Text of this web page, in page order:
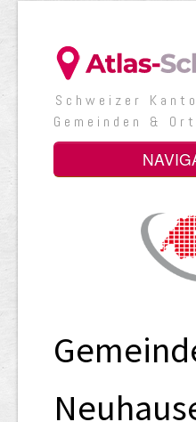
Schweizer
Gemeinden &